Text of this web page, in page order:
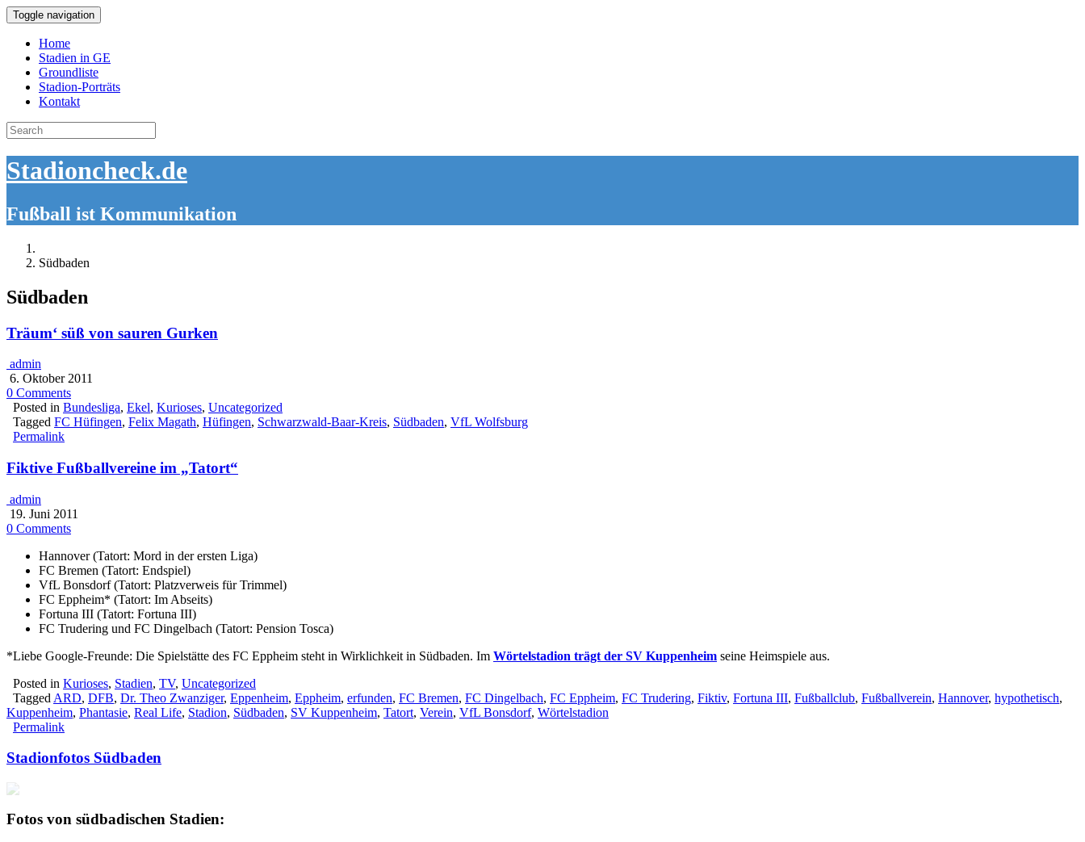
Toggle navigation
Home
Stadien in GE
Groundliste
Stadion-Porträts
Kontakt
Search
for:
Stadioncheck.de
Fußball ist Kommunikation
Südbaden
Südbaden
Träum‘ süß von sauren Gurken
admin
6. Oktober 2011
0 Comments
Posted in Bundesliga, Ekel, Kurioses, Uncategorized
Tagged FC Hüfingen, Felix Magath, Hüfingen, Schwarzwald-Baar-Kreis, Südbaden, VfL Wolfsburg
Permalink
Fiktive Fußballvereine im „Tatort“
admin
19. Juni 2011
0 Comments
Hannover (Tatort: Mord in der ersten Liga)
FC Bremen (Tatort: Endspiel)
VfL Bonsdorf (Tatort: Platzverweis für Trimmel)
FC Eppheim* (Tatort: Im Abseits)
Fortuna III (Tatort: Fortuna III)
FC Trudering und FC Dingelbach (Tatort: Pension Tosca)
*Liebe Google-Freunde: Die Spielstätte des FC Eppheim steht in Wirklichkeit in Südbaden. Im Wörtelstadion trägt der SV Kuppenheim seine Heimspiele aus.
Posted in Kurioses, Stadien, TV, Uncategorized
Tagged ARD, DFB, Dr. Theo Zwanziger, Eppenheim, Eppheim, erfunden, FC Bremen, FC Dingelbach, FC Eppheim, FC Trudering, Fiktiv, Fortuna III, Fußballclub, Fußballverein, Hannover, hypothetisch,
Kuppenheim, Phantasie, Real Life, Stadion, Südbaden, SV Kuppenheim, Tatort, Verein, VfL Bonsdorf, Wörtelstadion
Permalink
Stadionfotos Südbaden
Fotos von südbadischen Stadien: